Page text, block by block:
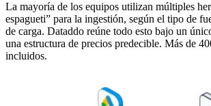
La mayoría de los equipos utilizan múltiples
espagueti” para la ingestión, según el tipo de
de carga. Dataddo reúne todo esto bajo un
una estructura de precios predecible. Más de
incluidos.